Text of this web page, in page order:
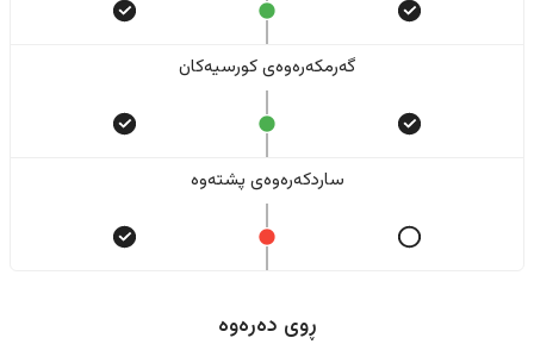
گەرمکەرەوەی کورسیەکان
ساردکەرەوەی پشتەوە
ڕوی دەرەوە